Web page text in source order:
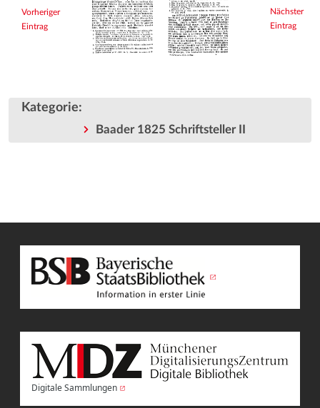
Vorheriger
Eintrag
Nächster
Eintrag
Kategorie:
Baader 1825 Schriftsteller II
Digitale Sammlungen